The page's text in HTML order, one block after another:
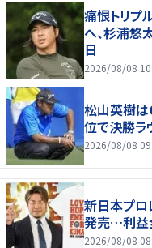
痛恨トリプ
へ、杉浦
日
2026/08/08
松山英樹は
位で決勝ラ
2026/08/08
新日本プロ
発売…利益
2026/08/08